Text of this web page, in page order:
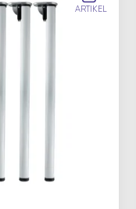
ARTIKEL